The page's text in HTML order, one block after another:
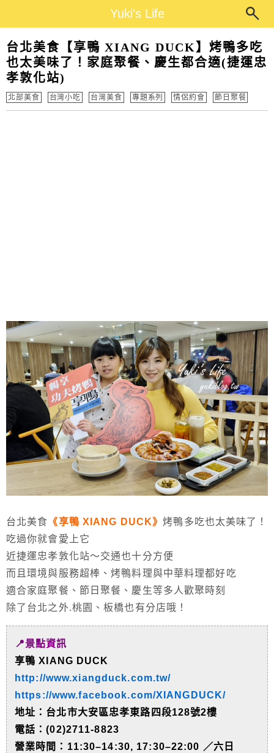
Yuki's Life
台北美食【享鴨 XIANG DUCK】烤鴨多吃
也太美味了！家庭聚餐、慶生都合適(捷運忠
孝敦化站)
北部美食 台灣小吃 台灣美食 專題系列 情侶約會 節日聚餐
台北美食 《享鴨 XIANG DUCK》烤鴨多吃也太美味了！
吃過你就會愛上它
近捷運忠孝敦化站～交通也十分方便
而且環境與服務超棒、烤鴨料理與中華料理都好吃
適合家庭聚餐、節日聚餐、慶生等多人歡聚時刻
除了台北之外.桃園、板橋也有分店哦！
📍景點資訊
享鴨 XIANG DUCK
http://www.xiangduck.com.tw/
https://www.facebook.com/XIANGDUCK/
地址：台北市大安區忠孝東路四段128號2樓
電話：(02)2711-8823
營業時間：11:30–14:30, 17:30–22:00 ／六日